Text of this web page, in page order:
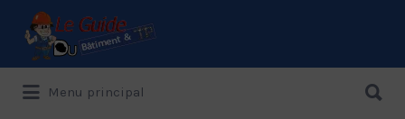
Le Guide de référence depuis 1995
Rechercher:
Menu principal